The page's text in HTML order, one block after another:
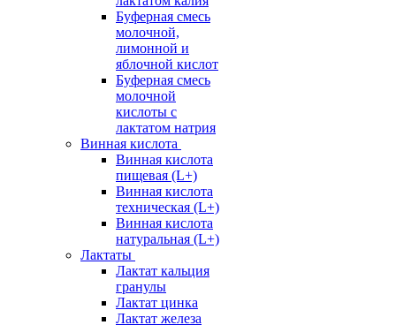
Буферная смесь
молочной,
лимонной и
яблочной кислот
Буферная смесь
молочной
кислоты с
лактатом натрия
Винная кислота
Винная кислота
пищевая (L+)
Винная кислота
техническая (L+)
Винная кислота
натуральная (L+)
Лактаты
Лактат кальция
гранулы
Лактат цинка
Лактат железа